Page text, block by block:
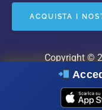
e
b
o
t
s
a
p
ACQUISTA I
Copyright ©
09995341212 |